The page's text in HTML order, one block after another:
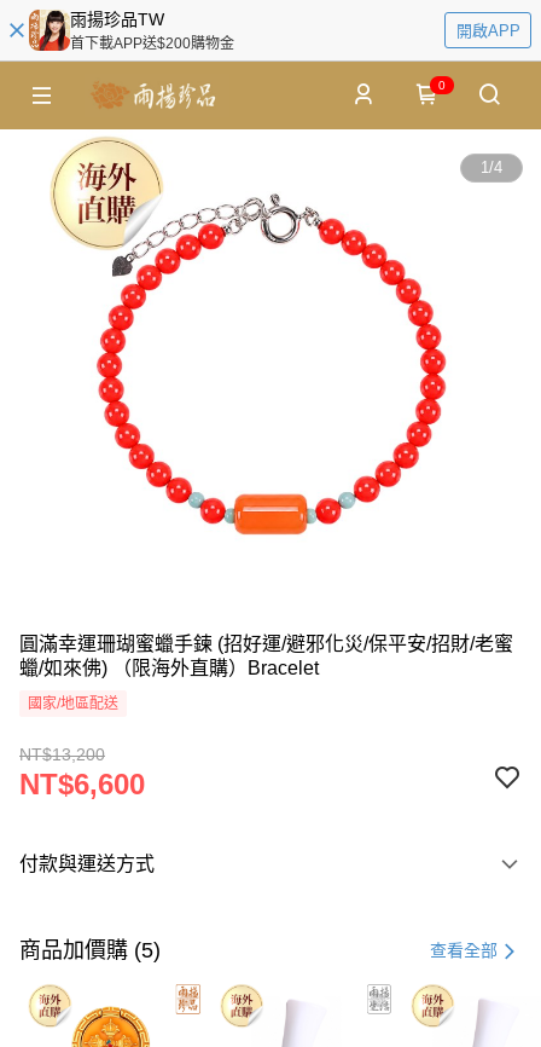
雨揚珍品TW
首下載APP送$200購物金
開啟APP
0
1/4
圓滿幸運珊瑚蜜蠟手鍊 (招好運/避邪化災/保平安/招財/老蜜
蠟/如來佛) （限海外直購）Bracelet
國家/地區配送
NT$13,200
NT$6,600
付款與運送方式
信用卡一次付款
Apple Pay
Google Pay
商品加價購 (5) 查看全部